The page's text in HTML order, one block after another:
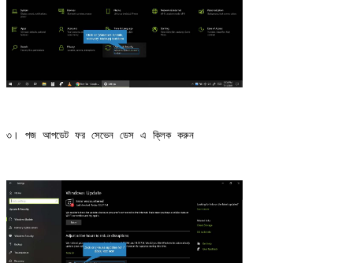
৩। পজ আপডেট ফর সেভেন ডেস এ ক্লিক করুন